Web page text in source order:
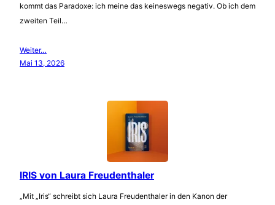
kommt das Paradoxe: ich meine das keineswegs negativ. Ob ich dem
zweiten Teil…
Weiter…
Mai 13, 2026
IRIS von Laura Freudenthaler
„Mit „Iris“ schreibt sich Laura Freudenthaler in den Kanon der